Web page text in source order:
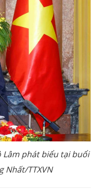
Lâm phát biểu tại buổi
Nhất/TTXVN